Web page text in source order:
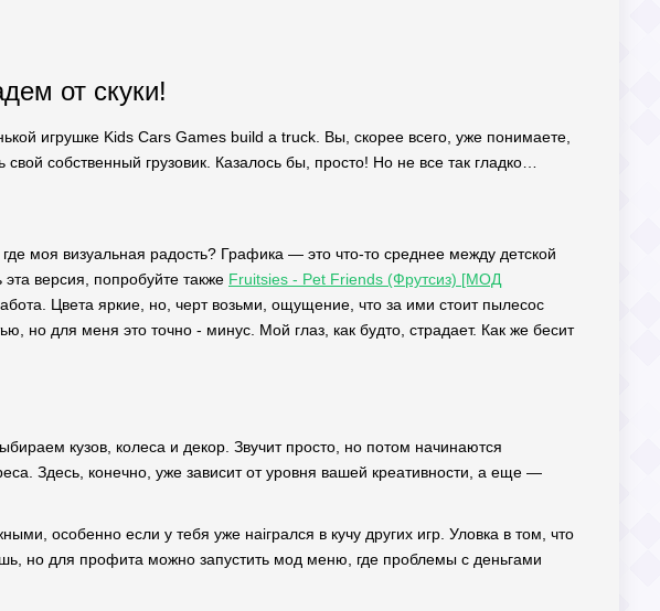
от скуки!
игрушке Kids Cars Games build a truck. Вы, скорее всего, уже понимаете,
собственный грузовик. Казалось бы, просто! Но не все так гладко…
моя визуальная радость? Графика — это что-то среднее между детской
версия, попробуйте также Fruitsies - Pet Friends (Фрутсиз) [МОД
Цвета яркие, но, черт возьми, ощущение, что за ими стоит пылесос
но для меня это точно - минус. Мой глаз, как будто, страдает. Как же бесит
кузов, колеса и декор. Звучит просто, но потом начинаются
Здесь, конечно, уже зависит от уровня вашей креативности, а еще —
особенно если у тебя уже наігрался в кучу других игр. Уловка в том, что
но для профита можно запустить мод меню, где проблемы с деньгами